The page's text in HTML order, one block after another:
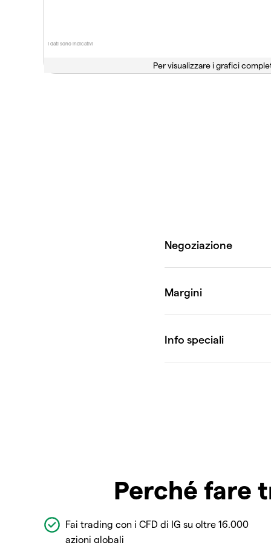
I dati sono indicativi
Per visualizzare i grafici
Perché fare
Fai trading con i CFD di IG su oltre 16.000
azioni globali